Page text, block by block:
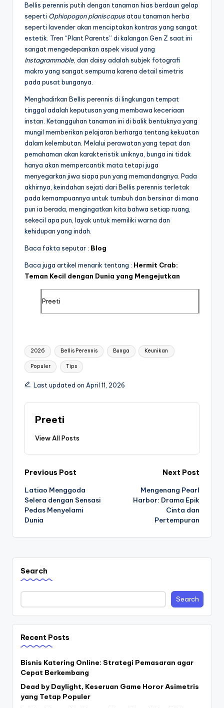
Bellis perennis putih dengan tanaman hias berdaun gelap
seperti Ophiopogon planiscapusatau tanaman herba
seperti lavender akan menciptakan kontras yang sangat
estetik. Tren “Plant Parents” di kalangan Gen Z saat ini
sangat mengedepankan aspek visual yang
Instagrammable , dan daisy adalah subjek fotografi
makro yang sangat sempurna karena detail simetris
pada pusat bunganya.
Menghadirkan Bellis perennis di lingkungan tempat
tinggal adalah keputusan yang membawa keceriaan
instan. Ketangguhan tanaman ini di balik bentuknya yang
mungil memberikan pelajaran berharga tentang kekuatan
dalam kelembutan. Melalui perawatan yang tepat dan
pemahaman akan karakteristik uniknya, bunga ini tidak
hanya akan mempercantik mata tetapi juga
menyegarkan jiwa siapa pun yang memandangnya. Pada
akhirnya, keindahan sejati dari Bellis perennis terletak
pada kemampuannya untuk tumbuh dan bersinar di mana
pun ia berada, mengingatkan kita bahwa setiap ruang,
sekecil apa pun, layak untuk memiliki warna dan
kehidupan yang indah.
Baca fakta seputar : Blog
Baca juga artikel menarik tentang : Hermit Crab:
Teman Kecil dengan Dunia yang Mengejutkan
Preeti
Tags:
2026 Bellis Perennis Bunga Keunikan
Populer Tips
Last updated on April 11, 2026
Preeti
View All Posts
Post
navigation
Previous Post
Latiao Menggoda
Selera dengan Sensasi
Pedas Menyelami
Dunia
Next Post
Mengenang Pearl
Harbor: Drama Epik
Cinta dan
Pertempuran
Search
Search
Recent Posts
Bisnis Katering Online: Strategi Pemasaran agar
Cepat Berkembang
Dead by Daylight, Keseruan Game Horor Asimetris
yang Tetap Populer